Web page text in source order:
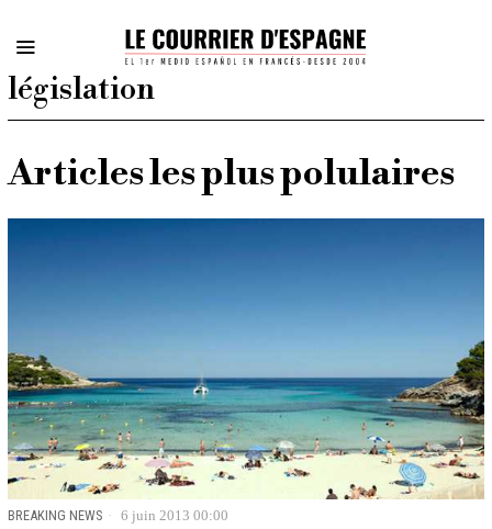
législation
Articles les plus polulaires
BREAKING NEWS 6 juin 2013 00:00